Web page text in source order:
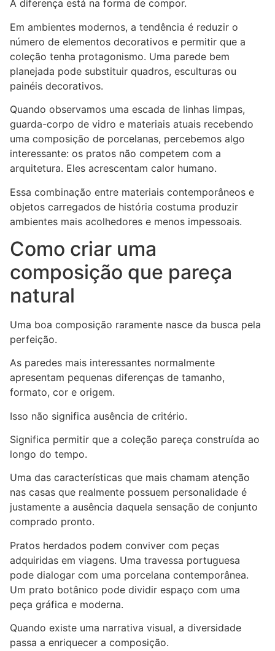
A diferença está na forma de compor.
Em ambientes modernos, a tendência é reduzir o
número de elementos decorativos e permitir que a
coleção tenha protagonismo. Uma parede bem
planejada pode substituir quadros, esculturas ou
painéis decorativos.
Quando observamos uma escada de linhas limpas,
guarda-corpo de vidro e materiais atuais recebendo
uma composição de porcelanas, percebemos algo
interessante: os pratos não competem com a
arquitetura. Eles acrescentam calor humano.
Essa combinação entre materiais contemporâneos e
objetos carregados de história costuma produzir
ambientes mais acolhedores e menos impessoais.
Como criar uma
composição que pareça
natural
Uma boa composição raramente nasce da busca pela
perfeição.
As paredes mais interessantes normalmente
apresentam pequenas diferenças de tamanho,
formato, cor e origem.
Isso não significa ausência de critério.
Significa permitir que a coleção pareça construída ao
longo do tempo.
Uma das características que mais chamam atenção
nas casas que realmente possuem personalidade é
justamente a ausência daquela sensação de conjunto
comprado pronto.
Pratos herdados podem conviver com peças
adquiridas em viagens. Uma travessa portuguesa
pode dialogar com uma porcelana contemporânea.
Um prato botânico pode dividir espaço com uma
peça gráfica e moderna.
Quando existe uma narrativa visual, a diversidade
passa a enriquecer a composição.